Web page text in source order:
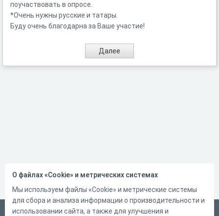
поучаствовать в опросе.
*Очень нужны русские и татары.
Буду очень благодарна за Ваше участие!
О файлах «Cookie» и метрических системах
Мы используем файлы «Cookie» и метрические системы
для сбора и анализа информации о производительности и
использовании сайта, а также для улучшения и